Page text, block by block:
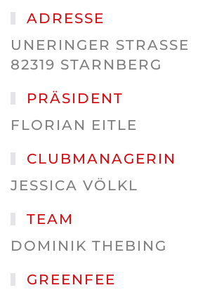
ADRESSE
UNERINGER STRASSE
82319 STARNBERG
PRÄSIDENT
FLORIAN EITLE
CLUBMANAGERIN
JESSICA VÖLKL
TEAM
DOMINIK THEBING
GREENFEE